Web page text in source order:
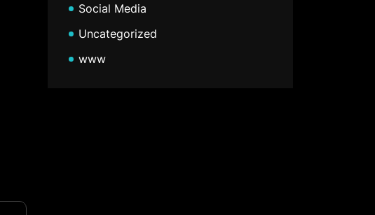
Social Media
Uncategorized
www